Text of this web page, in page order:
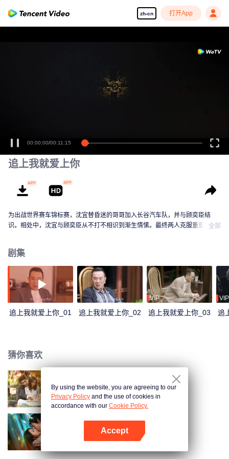
zh-cn 打开App
00:00:00/00:11:15
追上我就爱上你
为出战世界赛车锦标赛，沈宜替昏迷的哥哥加入长谷汽车队，并与顾奕臣结
识。相处中，沈宜与顾奕臣从不打不相识到渐生情愫。最终两人克服重重困全部
剧集
追上我就爱上你_01 追上我就爱上你_02
VIP
追上我就爱上你_03
VIP
追
猜你喜欢
以爱为契
By using the website, you are agreeing to our
Privacy Policy and the use of cookies in
accordance with our Cookie Policy.
Accept